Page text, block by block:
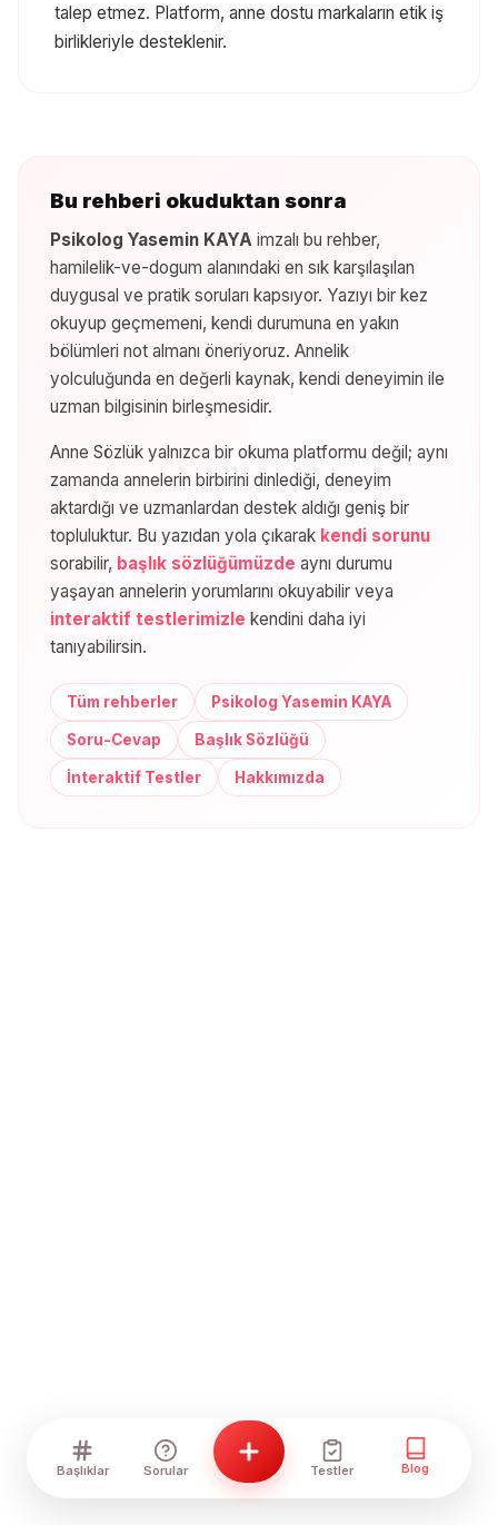
talep etmez. Platform, anne dostu markaların etik iş
birlikleriyle desteklenir.
Bu rehberi okuduktan sonra
Psikolog Yasemin KAYA imzalı bu rehber,
hamilelik-ve-dogum alanındaki en sık karşılaşılan
duygusal ve pratik soruları kapsıyor. Yazıyı bir kez
okuyup geçmemeni, kendi durumuna en yakın
bölümleri not almanı öneriyoruz. Annelik
yolculuğunda en değerli kaynak, kendi deneyimin ile
uzman bilgisinin birleşmesidir.
Anne Sözlük yalnızca bir okuma platformu değil; aynı
zamanda annelerin birbirini dinlediği, deneyim
aktardığı ve uzmanlardan destek aldığı geniş bir
topluluktur. Bu yazıdan yola çıkarak kendi sorunu
sorabilir, başlık sözlüğümüzde aynı durumu
yaşayan annelerin yorumlarını okuyabilir veya
interaktif testlerimizle kendini daha iyi
tanıyabilirsin.
Tüm rehberler Psikolog Yasemin KAYA
Soru-Cevap Başlık Sözlüğü
İnteraktif Testler Hakkımızda
Başlıklar Sorular Testler Blog